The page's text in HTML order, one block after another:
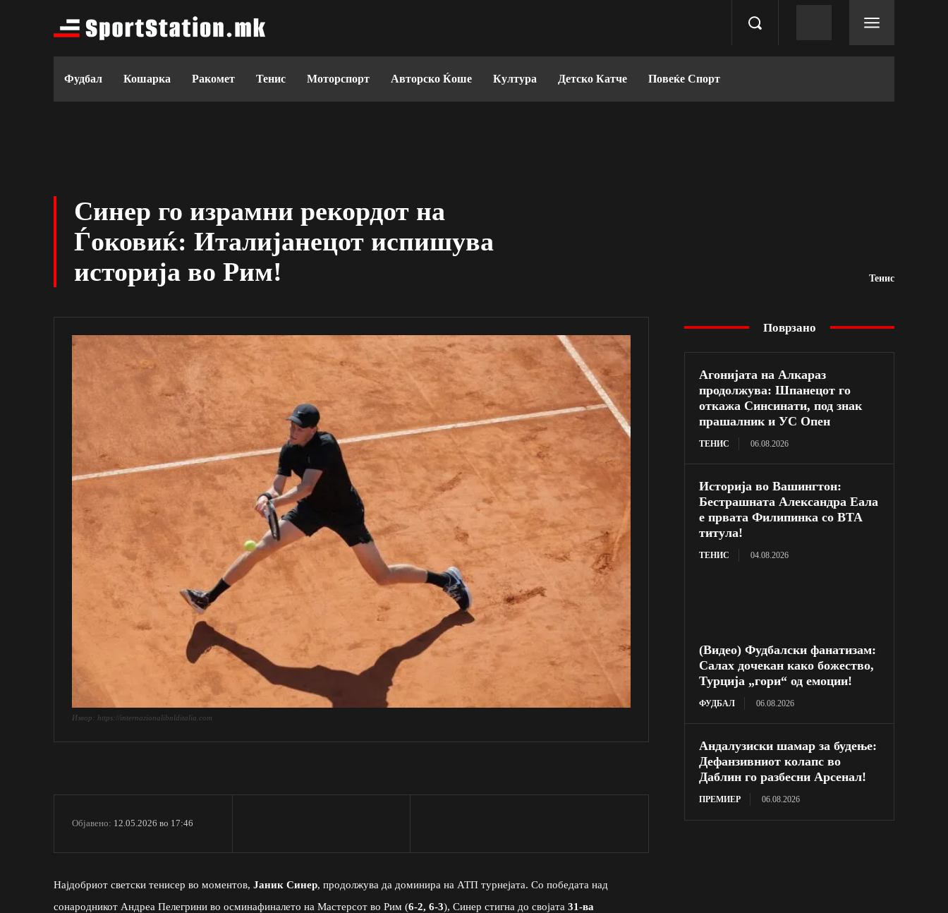
Фудбал Кошарка Ракомет Тенис Моторспорт Авторско Ќоше Култура Детско Катче Повеќе Спорт
Синер го израмни рекордот на
Ѓоковиќ: Италијанецот испишува
историја во Рим!
Тенис
Извор: https://internazionalibnlditalia.com
Објавено: 12.05.2026 во 17:46
Најдобриот светски тенисер во моментов, Јаник Синер, продолжува да доминира на АТП турнејата. Со победата над
сонародникот Андреа Пелегрини во осминафиналето на Мастерсот во Рим (6-2, 6-3), Синер стигна до својата 31-ва
Поврзано
Агонијата на Алкараз
продолжува: Шпанецот го
откажа Синсинати, под знак
прашалник и УС Опен
ТЕНИС 06.08.2026
Историја во Вашингтон:
Бестрашната Александра Еала
е првата Филипинка со ВТА
титула!
ТЕНИС 04.08.2026
(Видео) Фудбалски фанатизам:
Салах дочекан како божество,
Турција „гори“ од емоции!
ФУДБАЛ 06.08.2026
Андалузиски шамар за будење:
Дефанзивниот колапс во
Даблин го разбесни Арсенал!
ПРЕМИЕР 06.08.2026